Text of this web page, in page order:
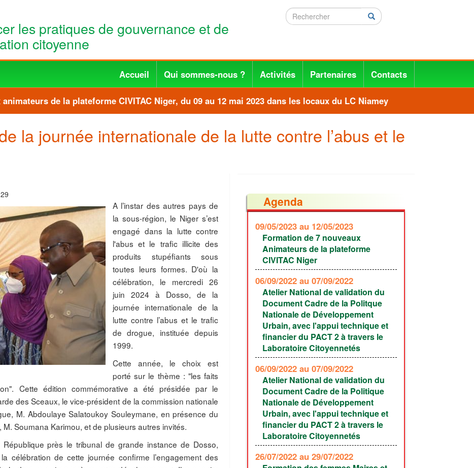
les pratiques de gouvernance et de
citoyenne
Rechercher Rechercher
Accueil Qui sommes-nous ? Activités Partenaires Contacts
de la plateforme CIVITAC Niger, du 09 au 12 mai 2023 dans les locaux du LC Niamey
la journée internationale de la lutte contre l’abus et le
A l’instar des autres pays de
la sous-région, le Niger s’est
engagé dans la lutte contre
l'abus et le trafic illicite des
produits stupéfiants sous
toutes leurs formes. D'où la
célébration, le mercredi 26
juin 2024 à Dosso, de la
journée internationale de la
lutte contre l’abus et le trafic
de drogue, instituée depuis
1999.
Cette année, le choix est
porté sur le thème : "les faits
Cette édition commémorative a été présidée par le
des Sceaux, le vice-président de la commission nationale
M. Abdoulaye Salatoukoy Souleymane, en présence du
Soumana Karimou, et de plusieurs autres invités.
près le tribunal de grande instance de Dosso,
célébration de cette journée confirme l’engagement des
Agenda
09/05/2023 au 12/05/2023
Formation de 7 nouveaux
Animateurs de la plateforme
CIVITAC Niger
06/09/2022 au 07/09/2022
Atelier National de validation du
Document Cadre de la Politque
Nationale de Développement
Urbain, avec l'appui technique et
financier du PACT 2 à travers le
Laboratoire Citoyennetés
06/09/2022 au 07/09/2022
Atelier National de validation du
Document Cadre de la Politique
Nationale de Développement
Urbain, avec l'appui technique et
financier du PACT 2 à travers le
Laboratoire Citoyennetés
26/07/2022 au 29/07/2022